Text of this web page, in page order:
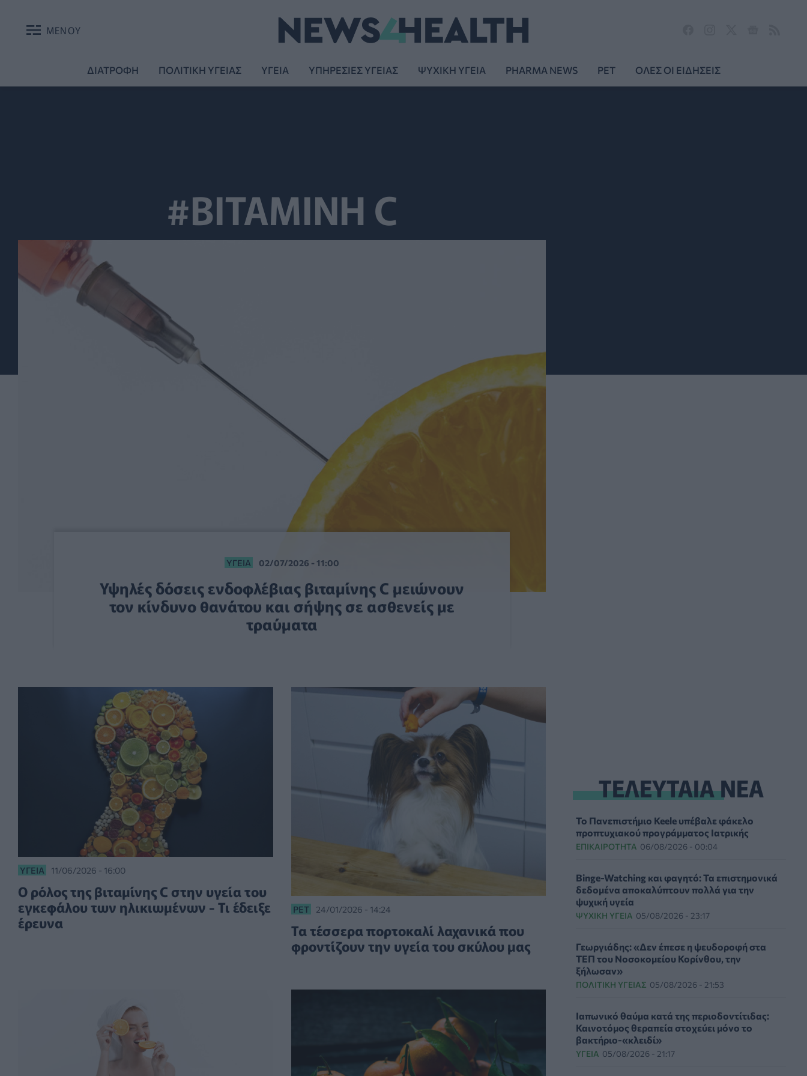
ΜΕΝΟΥ
ΔΙΑΤΡΟΦΗ ΠΟΛΙΤΙΚΗ ΥΓΕΙΑΣ ΥΓΕΙΑ ΥΠΗΡΕΣΙΕΣ ΥΓΕΙΑΣ ΨΥΧΙΚΗ ΥΓΕΙΑ PHARMA NEWS PET ΟΛΕΣ ΟΙ ΕΙΔΗΣΕΙΣ
#ΒΙΤΑΜΙΝΗ C
ΥΓΕΊΑ 02/07/2026 - 11:00
Υψηλές δόσεις ενδοφλέβιας βιταμίνης C μειώνουν
τον κίνδυνο θανάτου και σήψης σε ασθενείς με
τραύματα
ΥΓΕΊΑ 11/06/2026 - 16:00
Ο ρόλος της βιταμίνης C στην υγεία του
εγκεφάλου των ηλικιωμένων - Τι έδειξε
έρευνα
PET 24/01/2026 - 14:24
Τα τέσσερα πορτοκαλί λαχανικά που
φροντίζουν την υγεία του σκύλου μας
ΤΕΛΕΥΤΑΙΑ ΝΕΑ
Το Πανεπιστήμιο Keele υπέβαλε φάκελο
προπτυχιακού προγράμματος Ιατρικής
ΕΠΙΚΑΙΡΌΤΗΤΑ 06/08/2026 - 00:04
Binge-Watching και φαγητό: Τα επιστημονικά
δεδομένα αποκαλύπτουν πολλά για την
ψυχική υγεία
ΨΥΧΙΚΉ ΥΓΕΊΑ 05/08/2026 - 23:17
Γεωργιάδης: «Δεν έπεσε η ψευδοροφή στα
ΤΕΠ του Νοσοκομείου Κορίνθου, την
ξήλωσαν»
ΠΟΛΙΤΙΚΉ ΥΓΕΊΑΣ 05/08/2026 - 21:53
Ιαπωνικό θαύμα κατά της περιοδοντίτιδας:
Καινοτόμος θεραπεία στοχεύει μόνο το
βακτήριο-«κλειδί»
ΥΓΕΊΑ 05/08/2026 - 21:17